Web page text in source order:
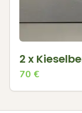
2 x
70 €